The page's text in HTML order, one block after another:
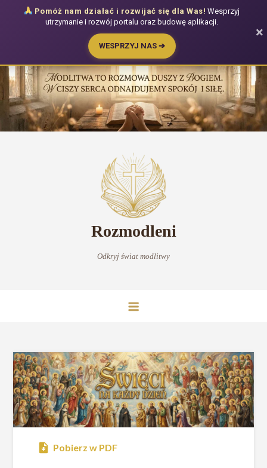
do
treści
Rozmodleni
Odkryj świat modlitwy
Pobierz w PDF
Pomóż nam działać i rozwijać się dla Was! Wesprzyj
utrzymanie i rozwój portalu oraz budowę aplikacji.
WESPRZYJ NAS ➔
×